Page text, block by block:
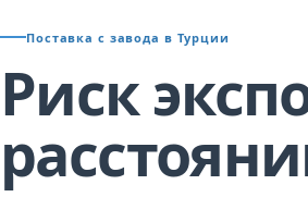
Поставка с завода в Турции
Риск